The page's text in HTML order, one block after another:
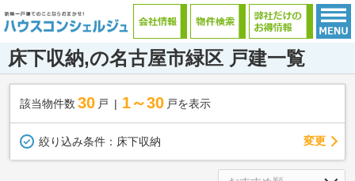
床下収納,の名古屋市緑区 戸建一覧
該当物件数 30 戸 1～30 戸を表示
絞り込み条件： 床下収納 変更